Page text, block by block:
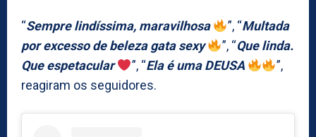
“Sempre lindíssima, maravilhosa ”, “Multada
por excesso de beleza gata sexy
”, “Que linda.
Que espetacular
”, “Ela é uma DEUSA
”,
reagiram os seguidores.